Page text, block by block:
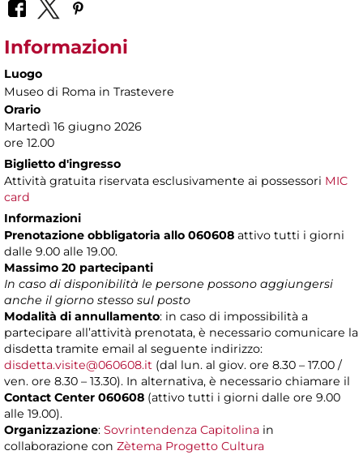
Informazioni
Luogo
Museo di Roma in Trastevere
Orario
Martedì 16 giugno 2026
ore 12.00
Biglietto d'ingresso
Attività gratuita riservata esclusivamente ai possessori MIC
card
Informazioni
Prenotazione obbligatoria allo 060608 attivo tutti i giorni
dalle 9.00 alle 19.00.
Massimo 20 partecipanti
In caso di disponibilità le persone possono aggiungersi
anche il giorno stesso sul posto
Modalità di annullamento: in caso di impossibilità a
partecipare all’attività prenotata, è necessario comunicare la
disdetta tramite email al seguente indirizzo:
disdetta.visite@060608.it (dal lun. al giov. ore 8.30 – 17.00 /
ven. ore 8.30 – 13.30). In alternativa, è necessario chiamare il
Contact Center 060608 (attivo tutti i giorni dalle ore 9.00
alle 19.00).
Organizzazione: Sovrintendenza Capitolina in
collaborazione con Zètema Progetto Cultura